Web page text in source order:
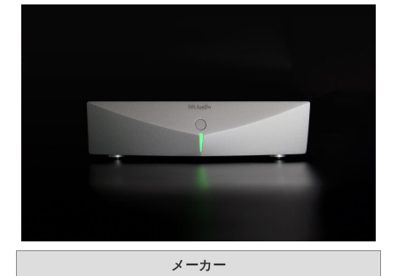
メーカー